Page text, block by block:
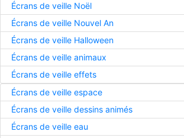
Écrans de veille Noël
Écrans de veille Nouvel An
Écrans de veille Halloween
Écrans de veille animaux
Écrans de veille effets
Écrans de veille espace
Écrans de veille dessins animés
Écrans de veille eau